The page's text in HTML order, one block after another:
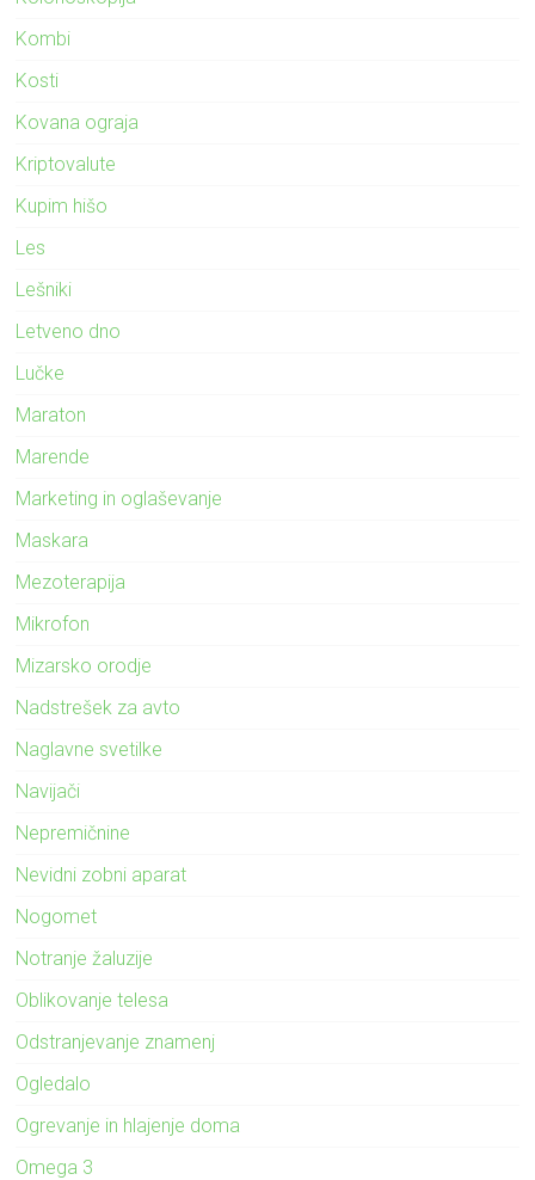
Kombi
Kosti
Kovana ograja
Kriptovalute
Kupim hišo
Les
Lešniki
Letveno dno
Lučke
Maraton
Marende
Marketing in oglaševanje
Maskara
Mezoterapija
Mikrofon
Mizarsko orodje
Nadstrešek za avto
Naglavne svetilke
Navijači
Nepremičnine
Nevidni zobni aparat
Nogomet
Notranje žaluzije
Oblikovanje telesa
Odstranjevanje znamenj
Ogledalo
Ogrevanje in hlajenje doma
Omega 3